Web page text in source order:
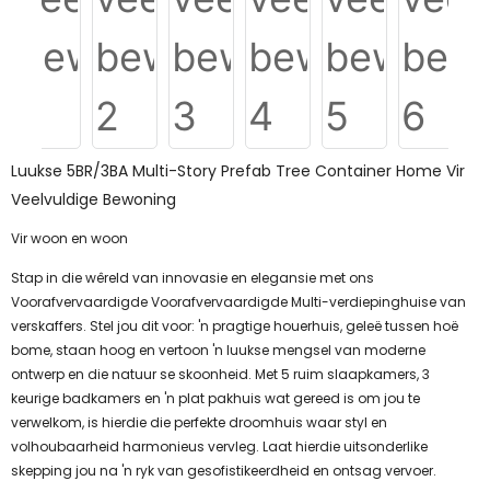
Luukse 5BR/3BA Multi-Story Prefab Tree Container Home Vir
Veelvuldige Bewoning
Vir woon en woon
Stap in die wêreld van innovasie en elegansie met ons
Voorafvervaardigde Voorafvervaardigde Multi-verdiepinghuise van
verskaffers. Stel jou dit voor: 'n pragtige houerhuis, geleë tussen hoë
bome, staan ​​hoog en vertoon 'n luukse mengsel van moderne
ontwerp en die natuur se skoonheid. Met 5 ruim slaapkamers, 3
keurige badkamers en 'n plat pakhuis wat gereed is om jou te
verwelkom, is hierdie die perfekte droomhuis waar styl en
volhoubaarheid harmonieus vervleg. Laat hierdie uitsonderlike
skepping jou na 'n ryk van gesofistikeerdheid en ontsag vervoer.